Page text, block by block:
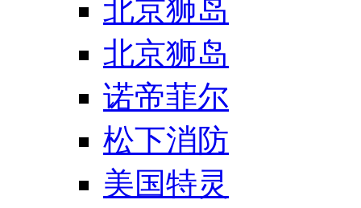
北京狮岛
北京狮岛
诺帝菲尔
松下消防
美国特灵